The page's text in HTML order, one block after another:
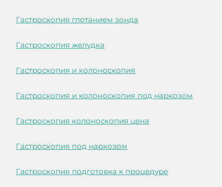
Гастроскопия глотанием зонда
Гастроскопия желудка
Гастроскопия и колоноскопия
Гастроскопия и колоноскопия под наркозом
Гастроскопия колоноскопия цена
Гастроскопия под наркозом
Гастроскопия подготовка к процедуре